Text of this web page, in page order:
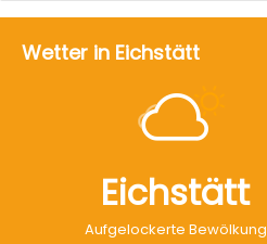
Wetter in Eichstätt
Eichstätt
Aufgelockerte Bewölkung